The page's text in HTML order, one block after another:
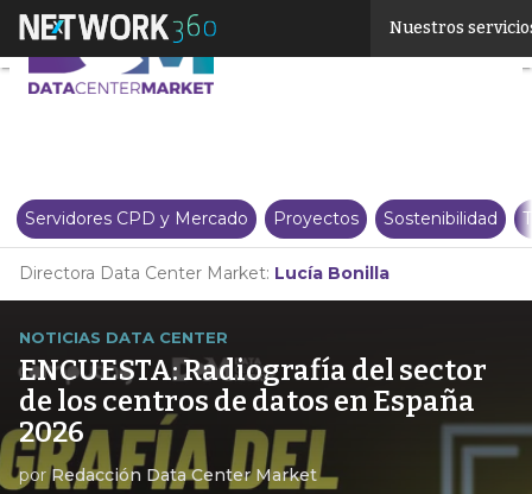
Nuestros
Servidores CPD y Mercado Proyectos Sostenibilidad
Directora Data Center Market: Lucía Bonilla
NOTICIAS DATA CENTER
ENCUESTA: Radiografía del sector
de los centros de datos en España
2026
porRedacción Data Center Market